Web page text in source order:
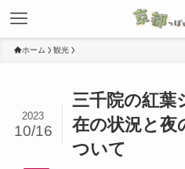
ホーム 観光
三千院の紅葉
在の状況と夜
ついて
2023
10/16